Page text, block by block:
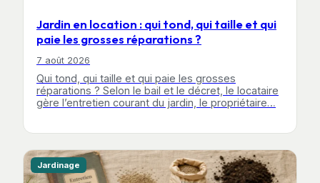
Jardin en location : qui tond, qui taille et qui
paie les grosses réparations ?
7 août 2026
Qui tond, qui taille et qui paie les grosses
réparations ? Selon le bail et le décret, le locataire
gère l’entretien courant du jardin, le propriétaire…
Jardinage